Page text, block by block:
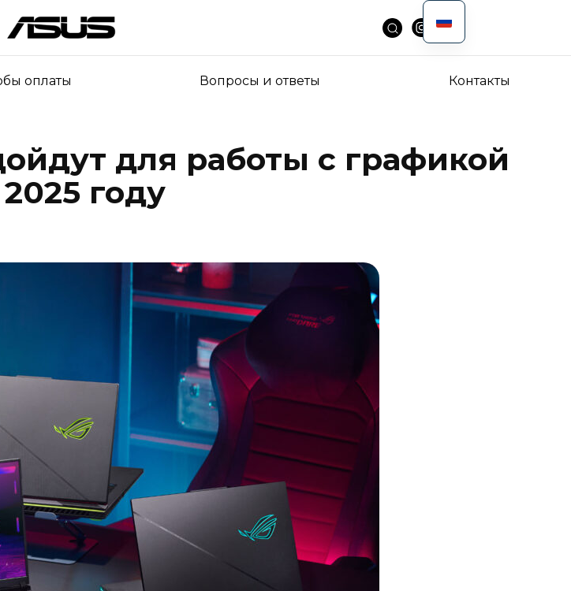
оплаты Вопросы и ответы Контакты
для работы с графикой
году